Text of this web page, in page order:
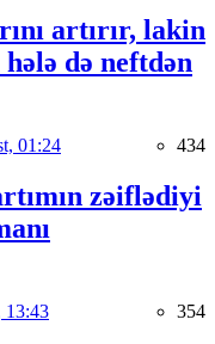
artırır, lakin
hələ də neftdən
01:24 434
zəiflədiyi
13:43 354